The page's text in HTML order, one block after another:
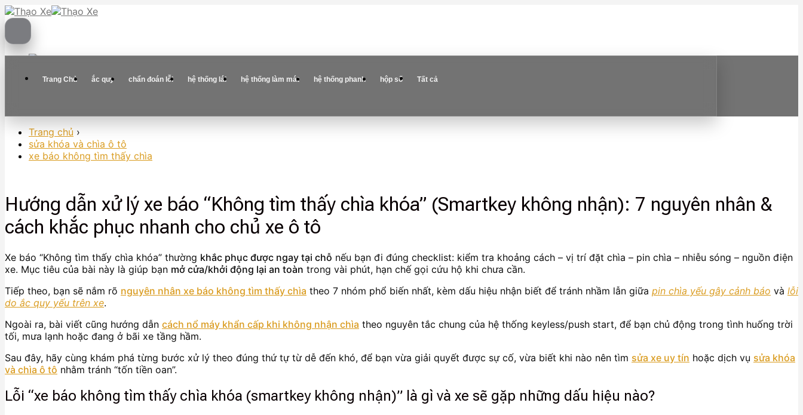
Skip
to
Trang Chủ ắc quy chẩn đoán lỗi hệ thống lái hệ thống làm mát hệ thống phanh hộp số Tất cả
Trang chủ ›
sửa khóa và chìa ô tô
xe báo không tìm thấy chìa
Hướng dẫn xử lý xe báo “Không tìm thấy chìa khóa” (Smartkey không nhận): 7 nguyên nhân &
cách khắc phục nhanh cho chủ xe ô tô
Xe báo “Không tìm thấy chìa khóa” thường khắc phục được ngay tại chỗ nếu bạn đi đúng checklist: kiểm tra khoảng cách – vị trí đặt chìa – pin chìa – nhiễu sóng – nguồn điện
xe. Mục tiêu của bài này là giúp bạn mở cửa/khởi động lại an toàn trong vài phút, hạn chế gọi cứu hộ khi chưa cần.
Tiếp theo, bạn sẽ nắm rõ nguyên nhân xe báo không tìm thấy chìa theo 7 nhóm phổ biến nhất, kèm dấu hiệu nhận biết để tránh nhầm lẫn giữa pin chìa yếu gây cảnh báo và lỗi
do ắc quy yếu trên xe.
Ngoài ra, bài viết cũng hướng dẫn cách nổ máy khẩn cấp khi không nhận chìa theo nguyên tắc chung của hệ thống keyless/push start, để bạn chủ động trong tình huống trời
tối, mưa lạnh hoặc đang ở bãi xe tầng hầm.
Sau đây, hãy cùng khám phá từng bước xử lý theo đúng thứ tự từ dễ đến khó, để bạn vừa giải quyết được sự cố, vừa biết khi nào nên tìm sửa xe uy tín hoặc dịch vụ sửa khóa
và chìa ô tô nhằm tránh “tốn tiền oan”.
Lỗi “xe báo không tìm thấy chìa khóa (smartkey không nhận)” là gì và xe sẽ gặp những dấu hiệu nào?